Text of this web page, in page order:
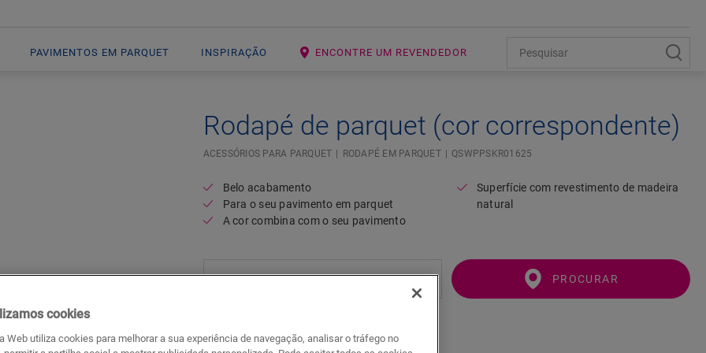
PAVIMENTOS EM PARQUET INSPIRAÇÃO ENCONTRE UM REVENDEDOR
Rodapé de parquet (cor correspondente)
ACESSÓRIOS PARA PARQUET RODAPÉ EM PARQUET QSWPPSKR01625
Belo acabamento
Para o seu pavimento em parquet
A cor combina com o seu pavimento
Superfície com revestimento de madeira
natural
PROCURAR
cookies
Web utiliza cookies para melhorar a sua experiência de navegação, analisar o tráfego no